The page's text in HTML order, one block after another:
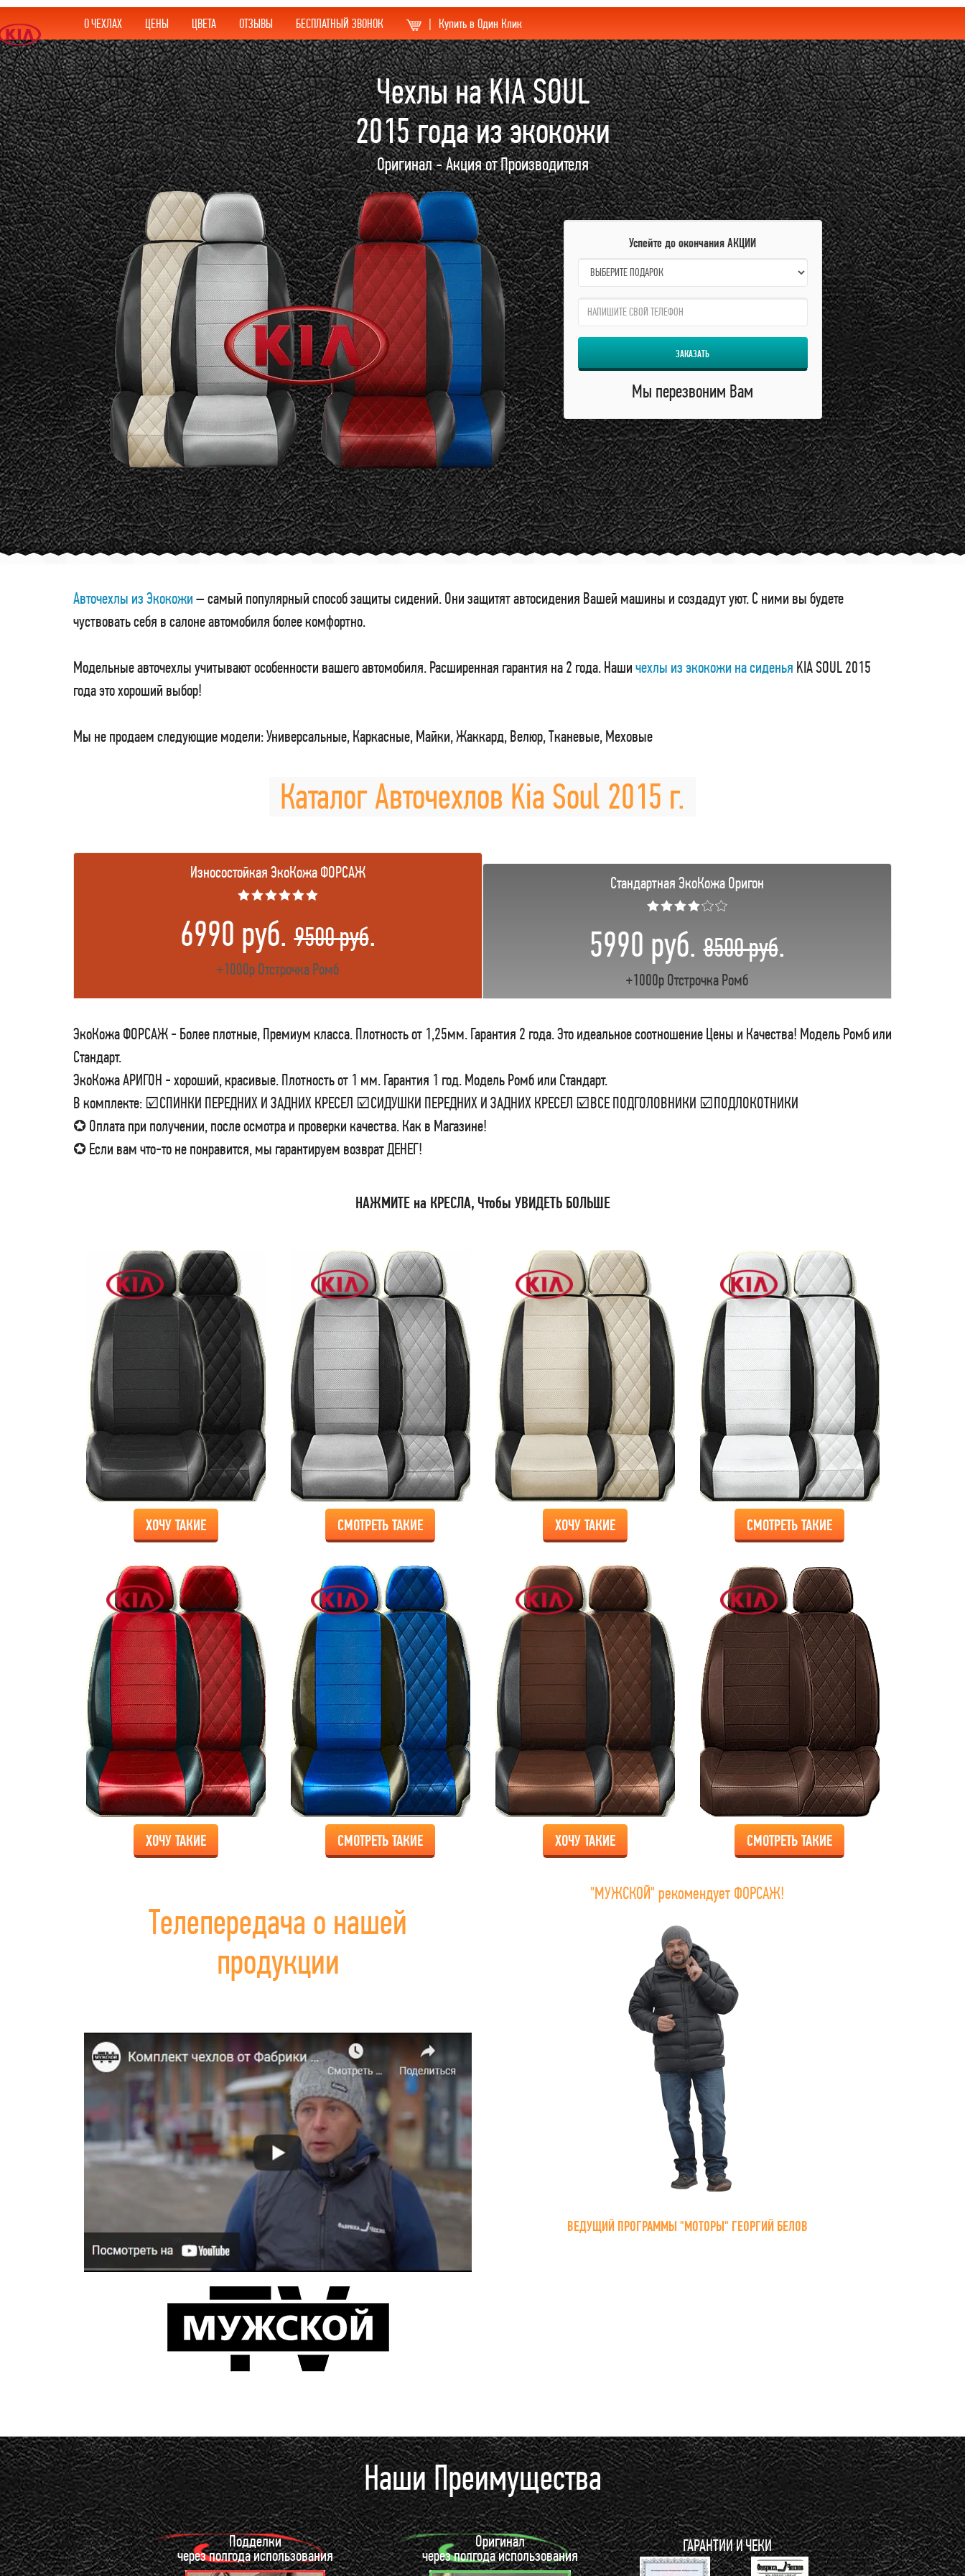
О ЧЕХЛАХ ЦЕНЫ ЦВЕТА ОТЗЫВЫ БЕСПЛАТНЫЙ ЗВОНОК | Купить в Один Клик
Чехлы на KIA SOUL
2015 года из экокожи
Оригинал - Акция от Производителя
Успейте до окончания АКЦИИ
name:
qzw:
ЗАКАЗАТЬ
Мы перезвоним Вам
Авточехлы из Экокожи– самый популярный способ защиты сидений. Они защитят автосидения Вашей машины и создадут уют. С ними вы будете
чуствовать себя в салоне автомобиля более комфортно.
Модельные авточехлы учитывают особенности вашего автомобиля. Расширенная гарантия на 2 года. Нашичехлы из экокожи на сиденья KIA SOUL 2015
года это хороший выбор!
Мы не продаем следующие модели: Универсальные, Каркасные, Майки, Жаккард, Велюр, Тканевые, Меховые
Каталог Авточехлов Kia Soul 2015 г.
Износостойкая ЭкоКожа ФОРСАЖ
★★★★★★
6990 руб.9500 руб.
+1000р Отстрочка Ромб
Стандартная ЭкоКожа Оригон
★★★★☆☆
5990 руб.8500 руб.
+1000р Отстрочка Ромб
ЭкоКожа ФОРСАЖ - Более плотные, Премиум класса. Плотность от 1,25мм. Гарантия 2 года. Это идеальное соотношение Цены и Качества! Модель Ромб или
Стандарт.
ЭкоКожа АРИГОН - хороший, красивые. Плотность от 1 мм. Гарантия 1 год. Модель Ромб или Стандарт.
В комплекте: ☑СПИНКИ ПЕРЕДНИХ И ЗАДНИХ КРЕСЕЛ ☑СИДУШКИ ПЕРЕДНИХ И ЗАДНИХ КРЕСЕЛ ☑ВСЕ ПОДГОЛОВНИКИ ☑ПОДЛОКОТНИКИ
✪ Оплата при получении, после осмотра и проверки качества. Как в Магазине!
✪ Если вам что-то не понравится, мы гарантируем возврат ДЕНЕГ!
НАЖМИТЕ на КРЕСЛА, Чтобы УВИДЕТЬ БОЛЬШЕ
ХОЧУ ТАКИЕ СМОТРЕТЬ ТАКИЕ ХОЧУ ТАКИЕ СМОТРЕТЬ ТАКИЕ
ХОЧУ ТАКИЕ СМОТРЕТЬ ТАКИЕ ХОЧУ ТАКИЕ СМОТРЕТЬ ТАКИЕ
Телепередача о нашей
продукции
"МУЖСКОЙ" рекомендует ФОРСАЖ!
ВЕДУЩИЙ ПРОГРАММЫ "МОТОРЫ" ГЕОРГИЙ БЕЛОВ
Наши Преимущества
Подделки
через полгода использования
Оригинал
через полгода использования
ГАРАНТИИ И ЧЕКИ